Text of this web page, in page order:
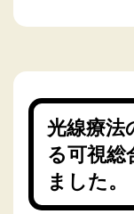
光線療法
る可視総
ました。